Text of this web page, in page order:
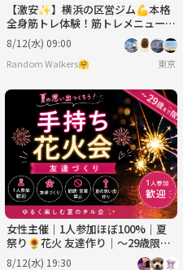
【激安✨️】横浜の区営ジム💪本格
全身筋トレ体験！筋トレメニューを
覚えて実践！少しキツめですが達成
感MAX✨
8/12(水) 09:00
Random Walkers🤗 東京
女性主催｜1人参加ほぼ100%｜夏
祭り🌻花火 友達作り｜〜29歳限
定 友達作り
8/12(水) 19:30